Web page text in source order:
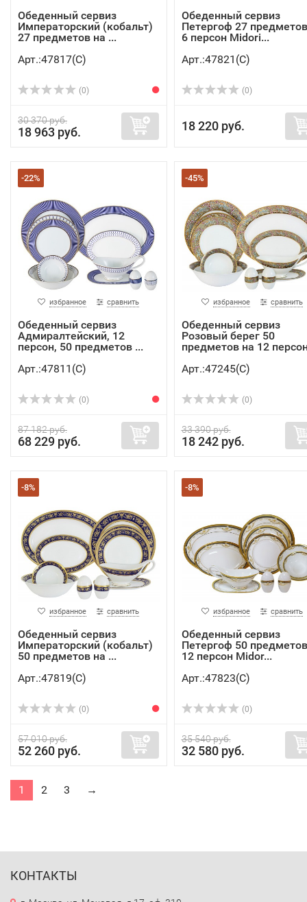
Обеденный сервиз
Императорский (кобальт)
27 предметов на ...
Арт.:47817(C)
(0)
30 370 руб.
18 963 руб.
Обеденный сервиз
Петергоф 27
6 персон Midori...
Арт.:47821(C)
(0)
18 220 руб.
-22%
избранное сравнить
Обеденный сервиз
Адмиралтейский, 12
персон, 50 предметов ...
Арт.:47811(C)
(0)
87 182 руб.
68 229 руб.
-45%
избранное сравнить
Обеденный сервиз
Розовый берег 50
предметов на 12
Арт.:47245(C)
(0)
33 390 руб.
18 242 руб.
-8%
избранное сравнить
Обеденный сервиз
Императорский (кобальт)
50 предметов на ...
Арт.:47819(C)
(0)
57 010 руб.
52 260 руб.
-8%
избранное сравнить
Обеденный сервиз
Петергоф 50
12 персон Midor...
Арт.:47823(C)
(0)
35 540 руб.
32 580 руб.
1 2 3 →
КОНТАКТЫ